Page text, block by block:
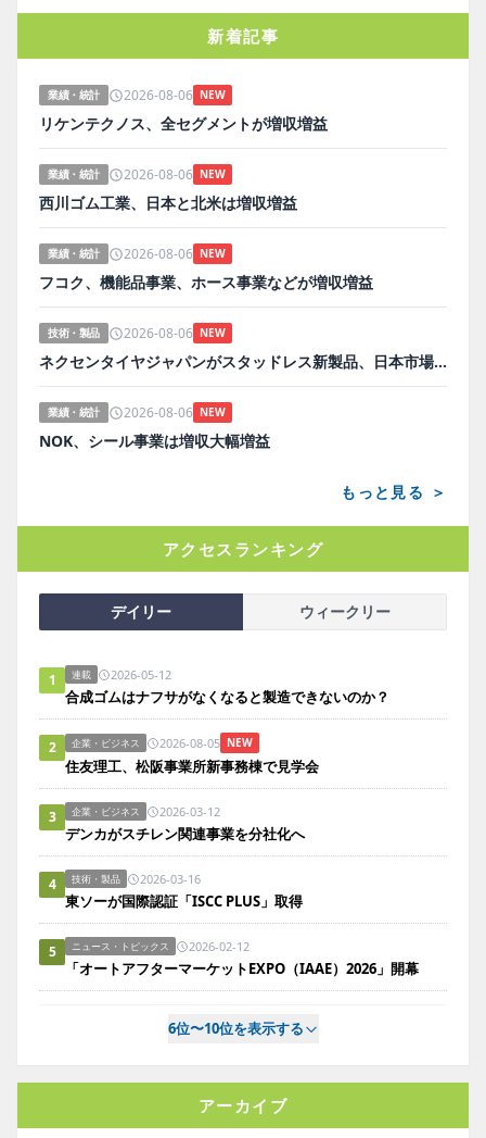
新着記事
業績・統計 2026-08-06 NEW
リケンテクノス、全セグメントが増収増益
業績・統計 2026-08-06 NEW
西川ゴム工業、日本と北米は増収増益
業績・統計 2026-08-06 NEW
フコク、機能品事業、ホース事業などが増収増益
技術・製品 2026-08-06 NEW
ネクセンタイヤジャパンがスタッドレス新製品、日本市場にらみ開発
業績・統計 2026-08-06 NEW
NOK、シール事業は増収大幅増益
もっと見る ＞
アクセスランキング
デイリー ウィークリー
1 連載 2026-05-12
合成ゴムはナフサがなくなると製造できないのか？
2 企業・ビジネス 2026-08-05 NEW
住友理工、松阪事業所新事務棟で見学会
3 企業・ビジネス 2026-03-12
デンカがスチレン関連事業を分社化へ
4 技術・製品 2026-03-16
東ソーが国際認証「ISCC PLUS」取得
5 ニュース・トピックス 2026-02-12
「オートアフターマーケットEXPO（IAAE）2026」開幕
6位〜10位を表示する
アーカイブ